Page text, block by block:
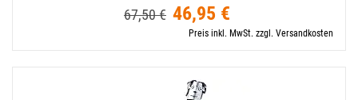
67,50 € 46,95 €
Preis inkl. MwSt. zzgl. Versandkosten